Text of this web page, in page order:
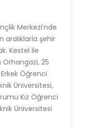
Merkezi’nde
aralıklarla şehir
Kestel ile
Orhangazi, 25
Öğrenci
Üniversitesi,
Kız Öğrenci
Üniversitesi